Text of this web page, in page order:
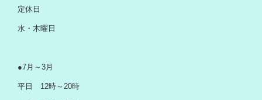
定休日
水・木曜日
●7月～3月
平日 12時～20時